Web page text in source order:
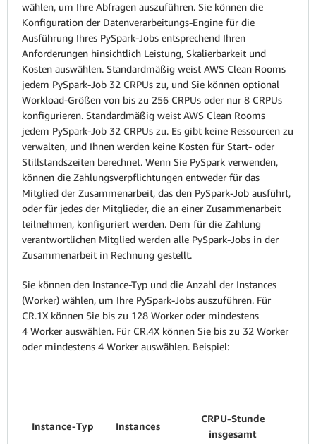
wählen, um Ihre Abfragen auszuführen. Sie können die
Konfiguration der Datenverarbeitungs-Engine für die
Ausführung Ihres PySpark-Jobs entsprechend Ihren
Anforderungen hinsichtlich Leistung, Skalierbarkeit und
Kosten auswählen. Standardmäßig weist AWS Clean Rooms
jedem PySpark-Job 32 CRPUs zu, und Sie können optional
Workload-Größen von bis zu 256 CRPUs oder nur 8 CRPUs
konfigurieren. Standardmäßig weist AWS Clean Rooms
jedem PySpark-Job 32 CRPUs zu. Es gibt keine Ressourcen zu
verwalten, und Ihnen werden keine Kosten für Start- oder
Stillstandszeiten berechnet. Wenn Sie PySpark verwenden,
können die Zahlungsverpflichtungen entweder für das
Mitglied der Zusammenarbeit, das den PySpark-Job ausführt,
oder für jedes der Mitglieder, die an einer Zusammenarbeit
teilnehmen, konfiguriert werden. Dem für die Zahlung
verantwortlichen Mitglied werden alle PySpark-Jobs in der
Zusammenarbeit in Rechnung gestellt.
Sie können den Instance-Typ und die Anzahl der Instances
(Worker) wählen, um Ihre PySpark-Jobs auszuführen. Für
CR.1X können Sie bis zu 128 Worker oder mindestens
4 Worker auswählen. Für CR.4X können Sie bis zu 32 Worker
oder mindestens 4 Worker auswählen. Beispiel:
Instance-Typ Instances
CRPU-Stunde
insgesamt